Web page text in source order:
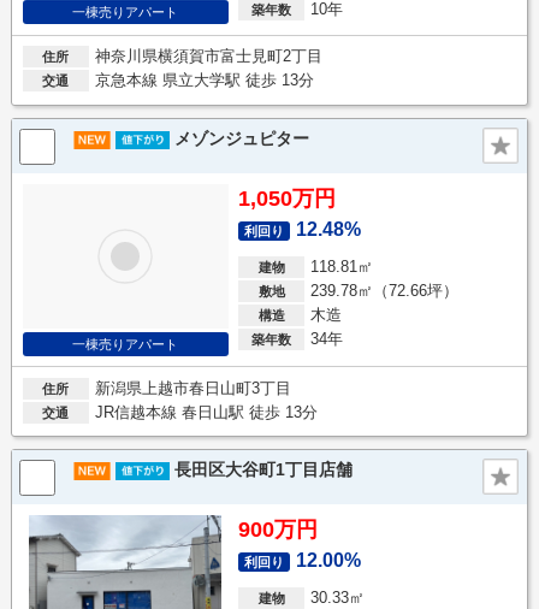
一棟売りアパート 築年数 10年
住所 神奈川県横須賀市富士見町2丁目
交通 京急本線 県立大学駅 徒歩 13分
メゾンジュピター
一棟売りアパート
1,050万円
利回り 12.48%
建物 118.81㎡
敷地 239.78㎡（72.66坪）
構造 木造
築年数 34年
住所 新潟県上越市春日山町3丁目
交通 JR信越本線 春日山駅 徒歩 13分
長田区大谷町1丁目店舗
900万円
利回り 12.00%
建物 30.33㎡